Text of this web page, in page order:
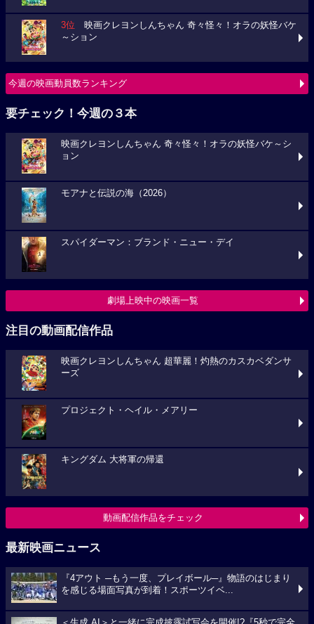
3位 映画クレヨンしんちゃん 奇々怪々！オラの妖怪バケ
～ション
今週の映画動員数ランキング
要チェック！今週の３本
映画クレヨンしんちゃん 奇々怪々！オラの妖怪バケ～シ
ョン
モアナと伝説の海（2026）
スパイダーマン：ブランド・ニュー・デイ
劇場上映中の映画一覧
注目の動画配信作品
映画クレヨンしんちゃん 超華麗！灼熱のカスカベダンサ
ーズ
プロジェクト・ヘイル・メアリー
キングダム 大将軍の帰還
動画配信作品をチェック
最新映画ニュース
『4アウト ─もう一度、プレイボール─』物語のはじまり
を感じる場面写真が到着！スポーツイベ...